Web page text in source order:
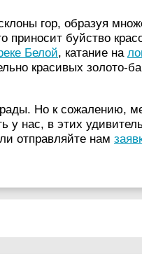
гор, образуя
приносит буйство
Белой, катание на
красивых золото-
Но к сожалению,
у нас, в этих
отправляйте нам